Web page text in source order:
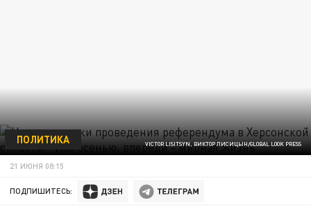
VICTOR LISITSYN, ВИКТОР ЛИСИЦЫН/GLOBAL LOOK PRESS
ПОЛИТИКА
21 ИЮНЯ 08:15
ПОДПИШИТЕСЬ: